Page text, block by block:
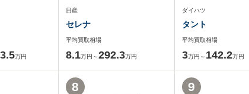
万円
日産
セレナ
平均買取相場
8.1万円～292.3万円
ダイハツ
タント
平均買取相場
3万円～ 142.2万円
8 9